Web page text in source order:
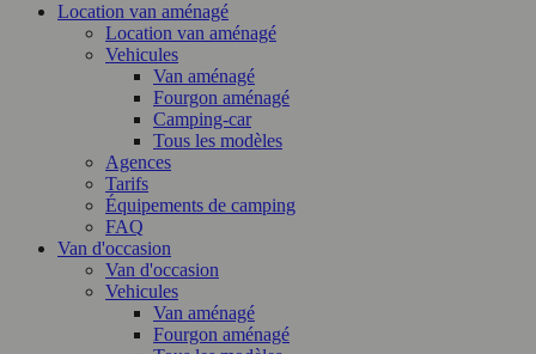
Location van aménagé
Location van aménagé
Vehicules
Van aménagé
Fourgon aménagé
Camping-car
Tous les modèles
Agences
Tarifs
Équipements de camping
FAQ
Van d'occasion
Van d'occasion
Vehicules
Van aménagé
Fourgon aménagé